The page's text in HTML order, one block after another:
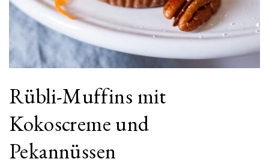
Rübli-Muffins mit
Kokoscreme und
Pekannüssen